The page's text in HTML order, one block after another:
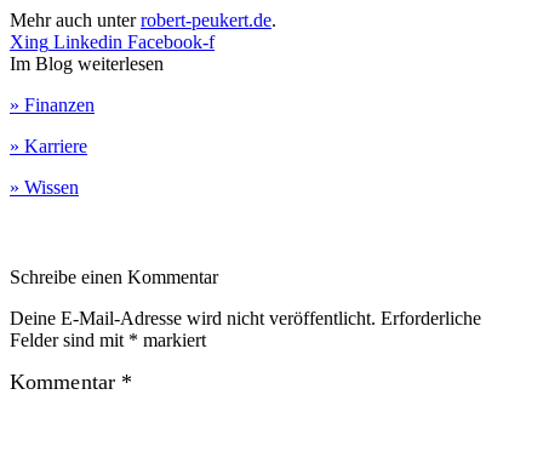
Mehr auch unterrobert-peukert.de.
Xing Linkedin Facebook-f
Im Blog weiterlesen
» Finanzen
» Karriere
» Wissen
Schreibe einen Kommentar
Deine E-Mail-Adresse wird nicht veröffentlicht. Erforderliche
Felder sind mit * markiert
Kommentar *